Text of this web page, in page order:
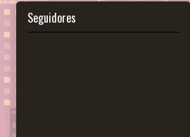
Seguidores